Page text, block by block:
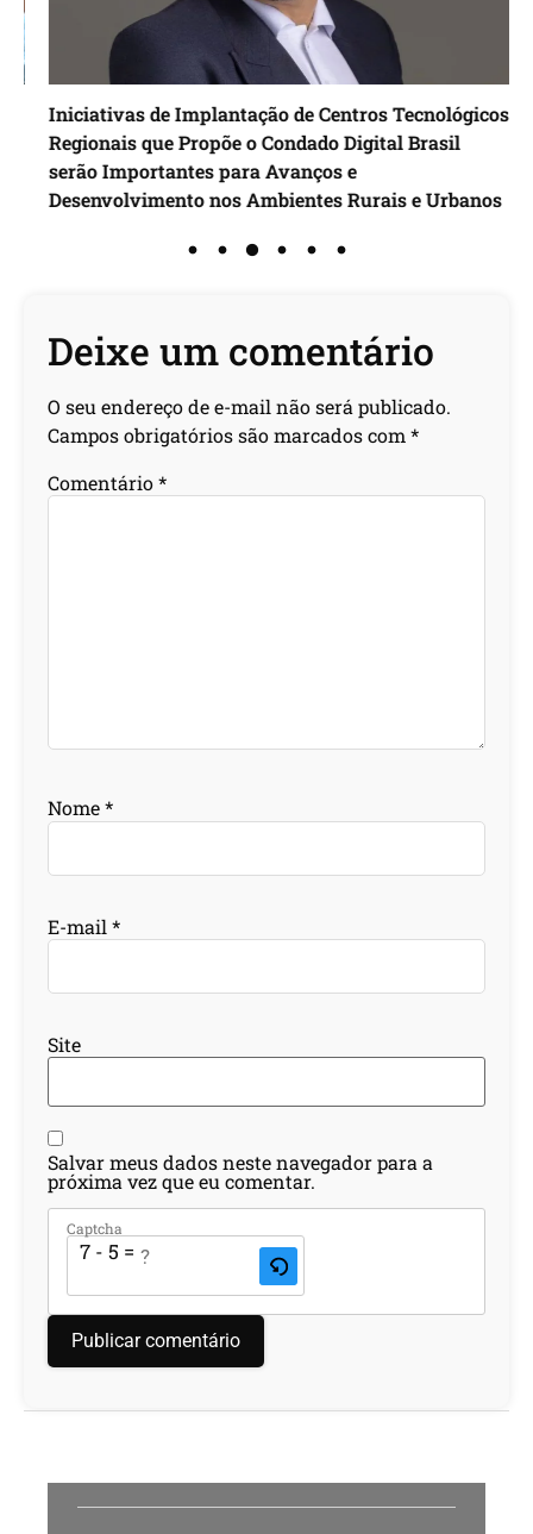
Iniciativas de Implantação de Centros Tecnológicos
Regionais que Propõe o Condado Digital Brasil
serão Importantes para Avanços e
Desenvolvimento nos Ambientes Rurais e Urbanos
Deixe um comentário
O seu endereço de e-mail não será publicado.
Campos obrigatórios são marcados com *
Comentário*
Nome*
E-mail *
Site
Salvar meus dados neste navegador para a
próxima vez que eu comentar.
Captcha
7 - 5 = ?